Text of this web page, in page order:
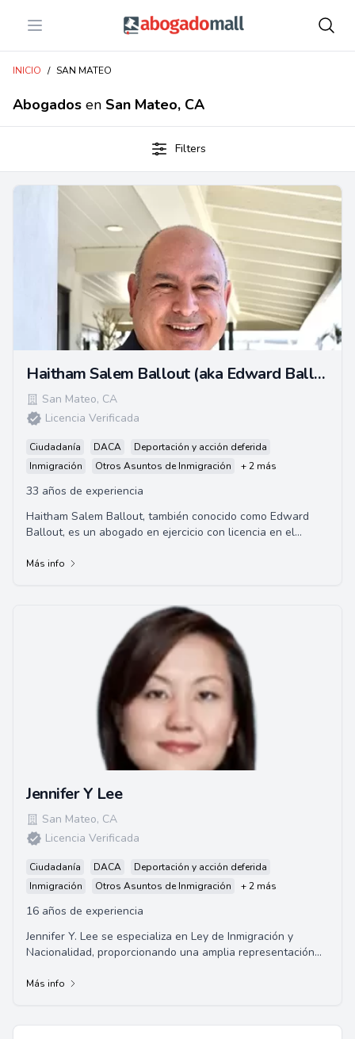
Open menu Abogadomall
INICIO / SAN MATEO
Abogados en San Mateo, CA
Filters
Haitham Salem Ballout (aka Edward Ballout)
San Mateo, CA
Licencia Verificada
Ciudadanía DACA
Deportación y acción deferida
Inmigración
Otros Asuntos de Inmigración + 2 más
33 años de experiencia
Haitham Salem Ballout, también conocido como Edward
Ballout, es un abogado en ejercicio con licencia en el
Más info
Jennifer Y Lee
San Mateo, CA
Licencia Verificada
Ciudadanía DACA
Deportación y acción deferida
Inmigración
Otros Asuntos de Inmigración + 2 más
16 años de experiencia
Jennifer Y. Lee se especializa en Ley de Inmigración y
Nacionalidad, proporcionando una amplia representación
Más info